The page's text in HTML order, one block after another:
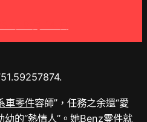
車零件容師”，任務之余還“愛
的“熱情人”。她Benz零件就